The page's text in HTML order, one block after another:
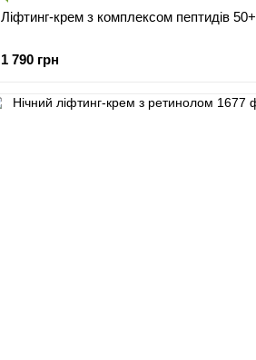
Ліфтинг-крем з комплексом пептидів 50+
1 790 грн